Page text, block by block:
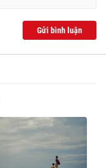
Gửi bình luận